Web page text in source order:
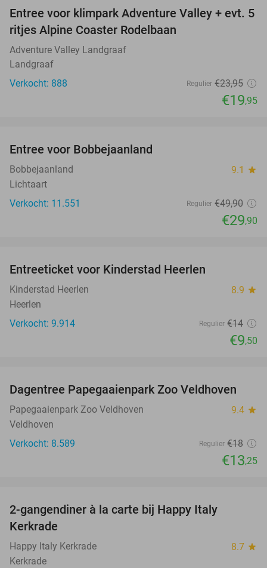
17%
Entree voor klimpark Adventure Valley + evt. 5
ritjes Alpine Coaster Rodelbaan
Adventure Valley Landgraaf
Landgraaf
Verkocht: 888
Regulier €23,95
€19,95
Entree voor Bobbejaanland
Bobbejaanland 9.1 star
Lichtaart
Verkocht: 11.551
Regulier €49,90
€29,90
Entreeticket voor Kinderstad Heerlen
Kinderstad Heerlen 8.9 star
Heerlen
Verkocht: 9.914
Regulier €14
€9,50
26%
Dagentree Papegaaienpark Zoo Veldhoven
Papegaaienpark Zoo Veldhoven 9.4 star
Veldhoven
Verkocht: 8.589
Regulier €18
€13,25
2-gangendiner à la carte bij Happy Italy
Kerkrade
Happy Italy Kerkrade 8.7 star
Kerkrade